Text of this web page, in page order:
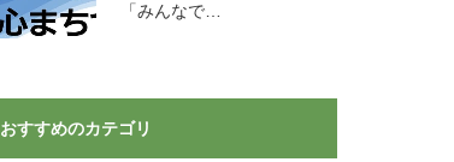
「みんなで…
おすすめのカテゴリ